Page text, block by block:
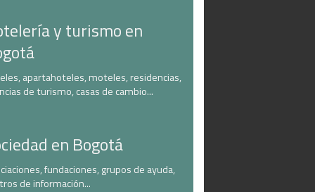
y turismo en
apartahoteles, moteles, residencias,
de turismo, casas de cambio...
en Bogotá
fundaciones, grupos de ayuda,
de información...